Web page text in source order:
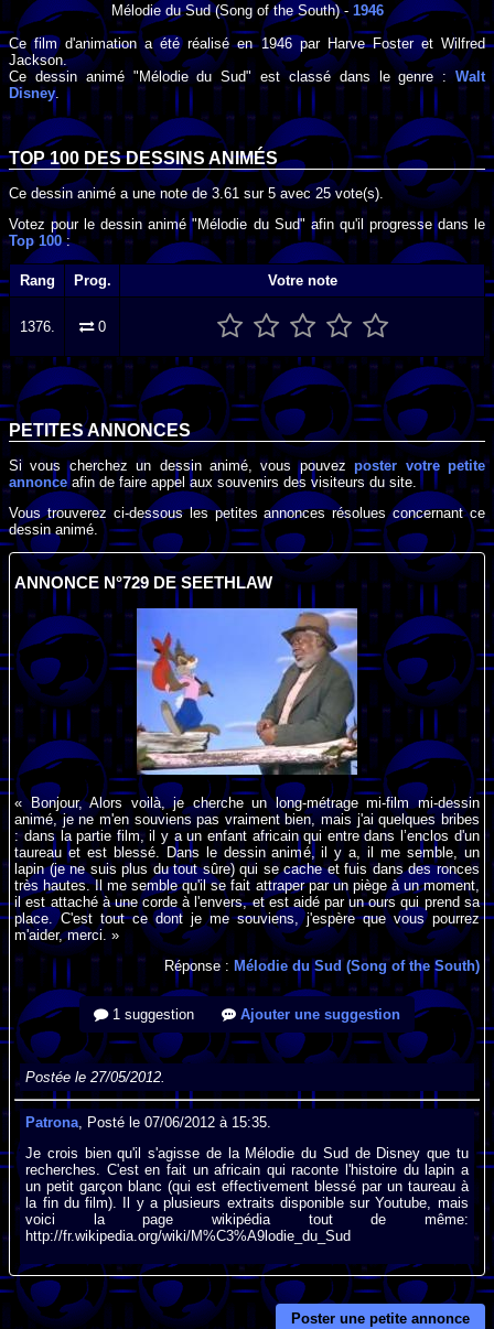
Mélodie du Sud(Song of the South) - 1946
Ce film d'animation a été réalisé en1946par Harve FosteretWilfred
Jackson.
Ce dessin animé "Mélodie du Sud" est classé dans le genre :Walt
Disney.
TOP 100 DESDESSINS ANIMÉS
Ce dessin animé a une note de3.61 sur 5 avec25vote(s).
Votez pour le dessin animé "Mélodie du Sud" afin qu'il progresse dans le
Top 100:
Rang Prog. Votre note
1376. 0
PETITES ANNONCES
Si vous cherchez un dessin animé, vous pouvezposter votre petite
annonceafin de faire appel aux souvenirs des visiteurs du site.
Vous trouverez ci-dessous les petites annonces résolues concernant ce
dessin animé.
ANNONCE N°729 DE SEETHLAW
« Bonjour, Alors voilà, je cherche un long-métrage mi-film mi-dessin
animé, je ne m'en souviens pas vraiment bien, mais j'ai quelques bribes
: dans la partie film, il y a un enfant africain qui entre dans l’enclos d'un
taureau et est blessé. Dans le dessin animé, il y a, il me semble, un
lapin (je ne suis plus du tout sûre) qui se cache et fuis dans des ronces
très hautes. Il me semble qu'il se fait attraper par un piège à un moment,
il est attaché à une corde à l'envers, et est aidé par un ours qui prend sa
place. C'est tout ce dont je me souviens, j'espère que vous pourrez
m'aider, merci. »
Réponse : Mélodie du Sud (Song of the South)
1 suggestion Ajouter une suggestion
Postée le 27/05/2012.
Patrona , Posté le 07/06/2012 à 15:35.
Je crois bien qu'il s'agisse de la Mélodie du Sud de Disney que tu
recherches. C'est en fait un africain qui raconte l'histoire du lapin a
un petit garçon blanc (qui est effectivement blessé par un taureau à
la fin du film). Il y a plusieurs extraits disponible sur Youtube, mais
voici la page wikipédia tout de même:
http://fr.wikipedia.org/wiki/M%C3%A9lodie_du_Sud
Poster une petite annonce